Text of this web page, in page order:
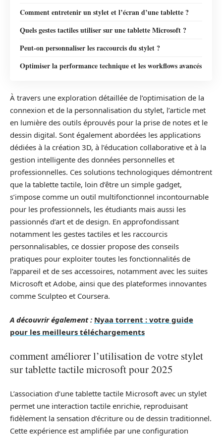
Comment entretenir un stylet et l’écran d’une tablette ?
Quels gestes tactiles utiliser sur une tablette Microsoft ?
Peut-on personnaliser les raccourcis du stylet ?
Optimiser la performance technique et les workflows avancés
À travers une exploration détaillée de l’optimisation de la
connexion et de la personnalisation du stylet, l’article met
en lumière des outils éprouvés pour la prise de notes et le
dessin digital. Sont également abordées les applications
dédiées à la création 3D, à l’éducation collaborative et à la
gestion intelligente des données personnelles et
professionnelles. Ces solutions technologiques démontrent
que la tablette tactile, loin d’être un simple gadget,
s’impose comme un outil multifonctionnel incontournable
pour les professionnels, les étudiants mais aussi les
passionnés d’art et de design. En approfondissant
notamment les gestes tactiles et les raccourcis
personnalisables, ce dossier propose des conseils
pratiques pour exploiter toutes les fonctionnalités de
l’appareil et de ses accessoires, notamment avec les suites
Microsoft et Adobe, ainsi que des plateformes innovantes
comme Sculpteo et Coursera.
A découvrir également : Nyaa torrent : votre guide
pour les meilleurs téléchargements
comment améliorer l’utilisation de votre stylet
sur tablette tactile microsoft pour 2025
L’association d’une tablette tactile Microsoft avec un stylet
permet une interaction tactile enrichie, reproduisant
fidèlement la sensation d’écriture ou de dessin traditionnel.
Cette expérience est amplifiée par une configuration